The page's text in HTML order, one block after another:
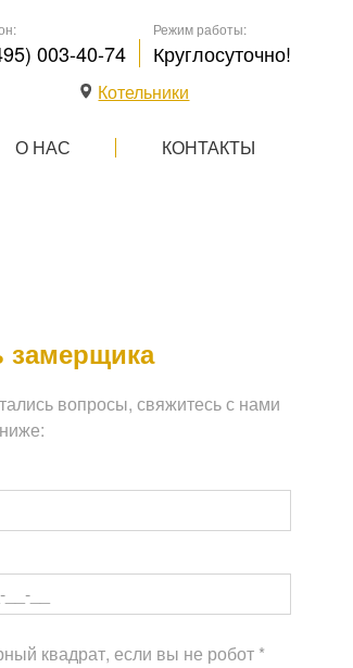
003-40-74
Режим работы:
Круглосуточно!
Котельники
О НАС КОНТАКТЫ
замерщика
вопросы, свяжитесь с нами
квадрат, если вы не робот *